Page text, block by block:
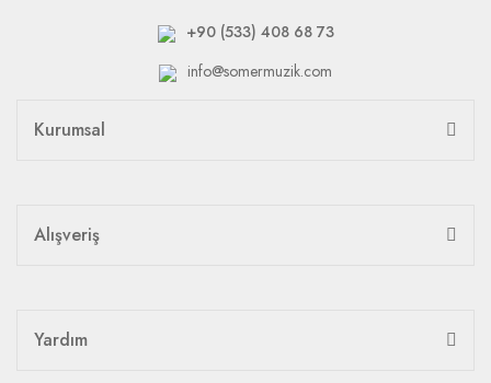
+90 (533) 408 68 73
info@somermuzik.com
Kurumsal
Alışveriş
Yardım